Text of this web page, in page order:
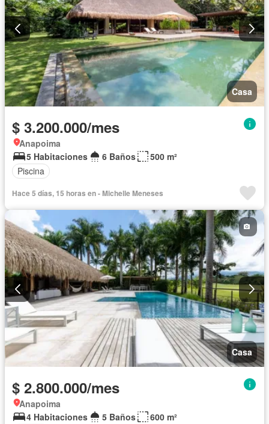
Casa
$ 3.200.000/mes
Anapoima
5 Habitaciones
6 Baños
500 m²
Piscina
Hace 5 días, 15 horas en - Michelle Meneses
Casa
$ 2.800.000/mes
Anapoima
4 Habitaciones
5 Baños
600 m²